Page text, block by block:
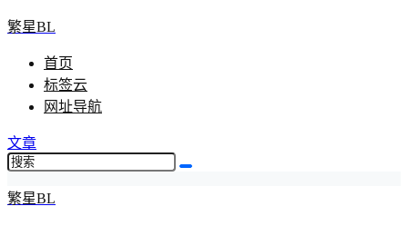
繁星BL
首页
标签云
网址导航
文章
繁星BL